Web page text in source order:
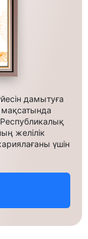
дамытуға
мақсатында
желілік
үшін